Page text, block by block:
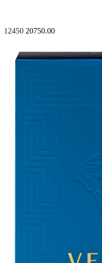
12450 20750.00